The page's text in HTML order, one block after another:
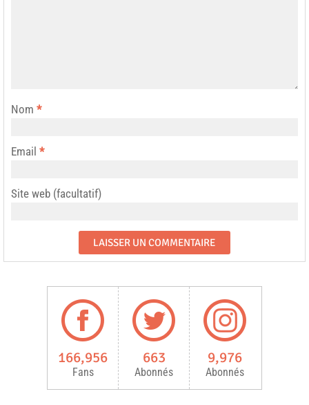
Nom *
Email *
Site web (facultatif)
166,956
Fans
663
Abonnés
9,976
Abonnés